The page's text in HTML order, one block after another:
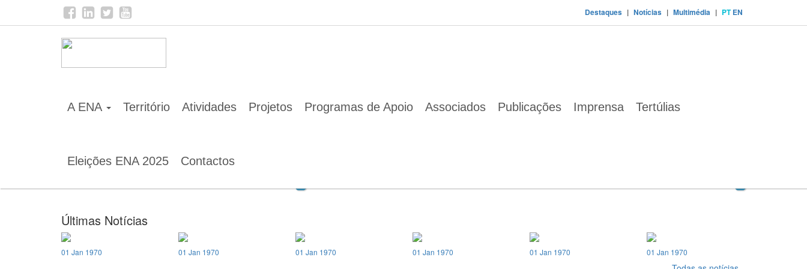
Destaques | Notícias | Multimédia | PT EN
A ENA Território Atividades Projetos Programas de Apoio Associados Publicações Imprensa Tertúlias
Eleições ENA 2025 Contactos
Home
Últimas Notícias
01 Jan 1970 01 Jan 1970 01 Jan 1970 01 Jan 1970 01 Jan 1970 01 Jan 1970